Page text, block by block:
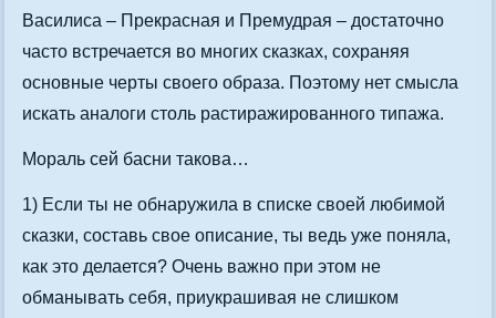
Василиса – Прекрасная и Премудрая – достаточно
часто встречается во многих сказках, сохраняя
основные черты своего образа. Поэтому нет смысла
искать аналоги столь растиражированного типажа.
Мораль сей басни такова…
1) Если ты не обнаружила в списке своей любимой
сказки, составь свое описание, ты ведь уже поняла,
как это делается? Очень важно при этом не
обманывать себя, приукрашивая не слишком